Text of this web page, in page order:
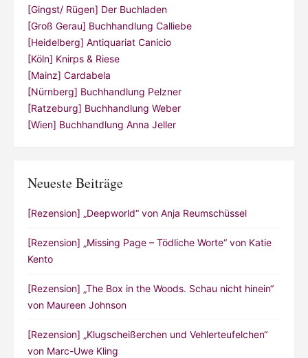
[Gingst/ Rügen] Der Buchladen
[Groß Gerau] Buchhandlung Calliebe
[Heidelberg] Antiquariat Canicio
[Köln] Knirps & Riese
[Mainz] Cardabela
[Nürnberg] Buchhandlung Pelzner
[Ratzeburg] Buchhandlung Weber
[Wien] Buchhandlung Anna Jeller
Neueste Beiträge
[Rezension] „Deepworld“ von Anja Reumschüssel
[Rezension] „Missing Page – Tödliche Worte“ von Katie
Kento
[Rezension] „The Box in the Woods. Schau nicht hinein“
von Maureen Johnson
[Rezension] „Klugscheißerchen und Vehlerteufelchen“
von Marc-Uwe Kling